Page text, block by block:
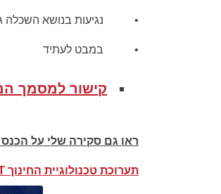
• נגיעות בנושא השכלה
• במבט לעתיד
קישור למסמך
ראו גם סקירה שלי על הכנס
תערוכת טכנולוגיית החינוך BETT בלונדון בחודש מרץ 2022 : הנבחר שבמבחר